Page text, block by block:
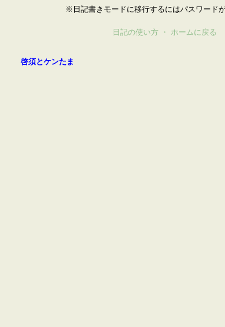
※日記書きモードに移行するにはパスワードが
日記の使い方 ・ ホームに戻る
啓須とケンたま